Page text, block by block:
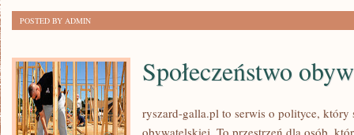
POSTED BY ADMIN
Społeczeństwo
ryszard-galla.pl to serwis o polityce, który
obywatelskiej. To przestrzeń dla osób,